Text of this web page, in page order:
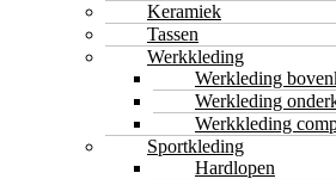
Keramiek
Tassen
Werkkleding
Werkleding
Werkleding
Werkkleding
Sportkleding
Hardlopen